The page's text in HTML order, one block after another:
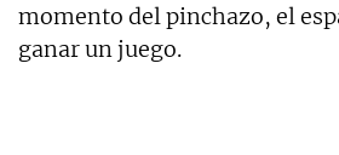
momento del pinchazo, el
ganar un juego.